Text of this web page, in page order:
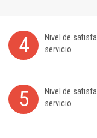
4 Nivel de
servicio
5 Nivel de
servicio